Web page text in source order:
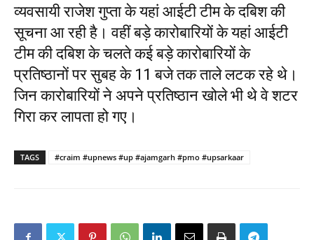
व्यवसायी राजेश गुप्ता के यहां आईटी टीम के दबिश की
सूचना आ रही है। वहीं बड़े कारोबारियों के यहां आईटी
टीम की दबिश के चलते कई बड़े कारोबारियों के
प्रतिष्ठानों पर सुबह के 11 बजे तक ताले लटक रहे थे।
जिन कारोबारियों ने अपने प्रतिष्ठान खोले भी थे वे शटर
गिरा कर लापता हो गए।
TAGS #craim #upnews #up #ajamgarh #pmo #upsarkaar